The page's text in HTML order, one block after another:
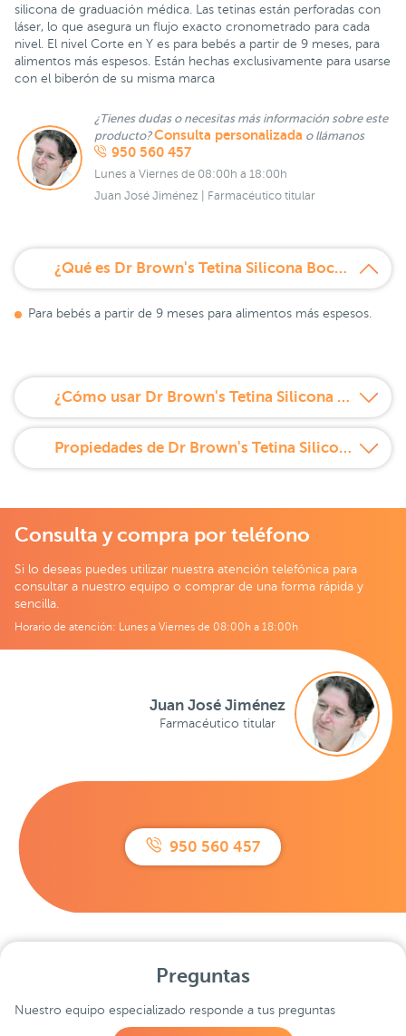
silicona de graduación médica. Las tetinas están perforadas con
láser, lo que asegura un flujo exacto cronometrado para cada
nivel. El nivel Corte en Y es para bebés a partir de 9 meses, para
alimentos más espesos. Están hechas exclusivamente para usarse
con el biberón de su misma marca
¿Tienes dudas o necesitas más información sobre este
producto?Consulta personalizada o llámanos
950 560 457
Lunes a Viernes de 08:00h a 18:00h
Juan José Jiménez | Farmacéutico titular
¿Qué es Dr Brown's Tetina Silicona Boca Estrecha Nivel Corte en Y 2 unidades?
Para bebés a partir de 9 meses para alimentos más espesos.
¿Cómo usar Dr Brown's Tetina Silicona Boca Estrecha Nivel Corte en Y 2 unidades?
Propiedades de Dr Brown's Tetina Silicona Boca Estrecha Nivel Corte en Y 2 unidades
Consulta y compra por teléfono
Si lo deseas puedes utilizar nuestra atención telefónica para
consultar a nuestro equipo o comprar de una forma rápida y
sencilla.
Horario de atención: Lunes a Viernes de 08:00h a 18:00h
950 560 457
Juan José Jiménez
Farmacéutico titular
Preguntas
Nuestro equipo especializado responde a tus preguntas